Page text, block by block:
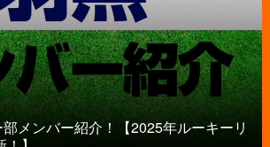
メンバー紹介！【2025年ルーキーリ